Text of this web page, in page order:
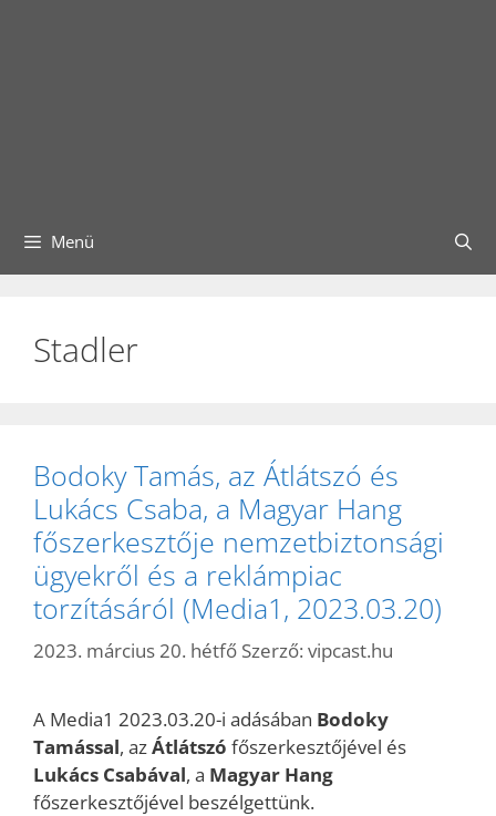
Menü
Stadler
Bodoky Tamás, az Átlátszó és
Lukács Csaba, a Magyar Hang
főszerkesztője nemzetbiztonsági
ügyekről és a reklámpiac
torzításáról (Media1, 2023.03.20)
2023. március 20. hétfő Szerző: vipcast.hu
A Media1 2023.03.20-i adásában Bodoky
Tamással, azÁtlátszó főszerkesztőjével és
Lukács Csabával, a Magyar Hang
főszerkesztőjével beszélgettünk.